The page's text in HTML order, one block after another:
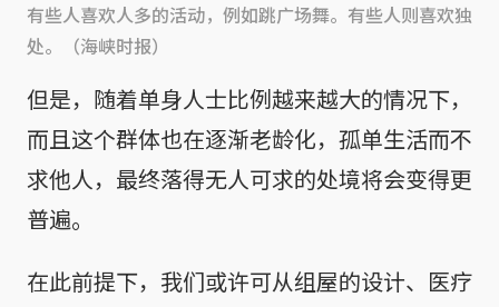
有些人喜欢人多的活动，例如跳广场舞。有些人则喜欢独
处。（海峡时报）
但是，随着单身人士比例越来越大的情况下，
而且这个群体也在逐渐老龄化，孤单生活而不
求他人，最终落得无人可求的处境将会变得更
普遍。
在此前提下，我们或许可从组屋的设计、医疗